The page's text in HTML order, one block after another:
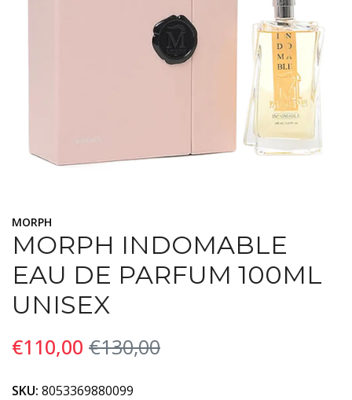
MORPH
MORPH INDOMABLE
EAU DE PARFUM 100ML
UNISEX
€110,00 €130,00
SKU: 8053369880099